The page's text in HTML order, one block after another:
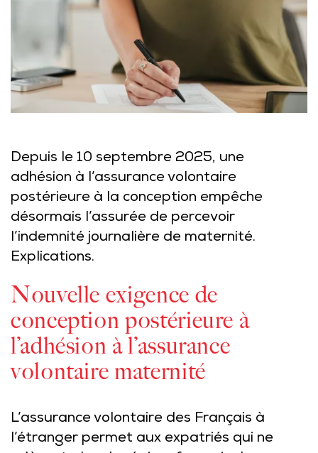
Depuis le 10 septembre 2025, une
adhésion à l’assurance volontaire
postérieure à la conception empêche
désormais l’assurée de percevoir
l’indemnité journalière de maternité.
Explications.
Nouvelle exigence de
conception postérieure à
l’adhésion à l’assurance
volontaire maternité
L’assurance volontaire des Français à
l’étranger permet aux expatriés qui ne